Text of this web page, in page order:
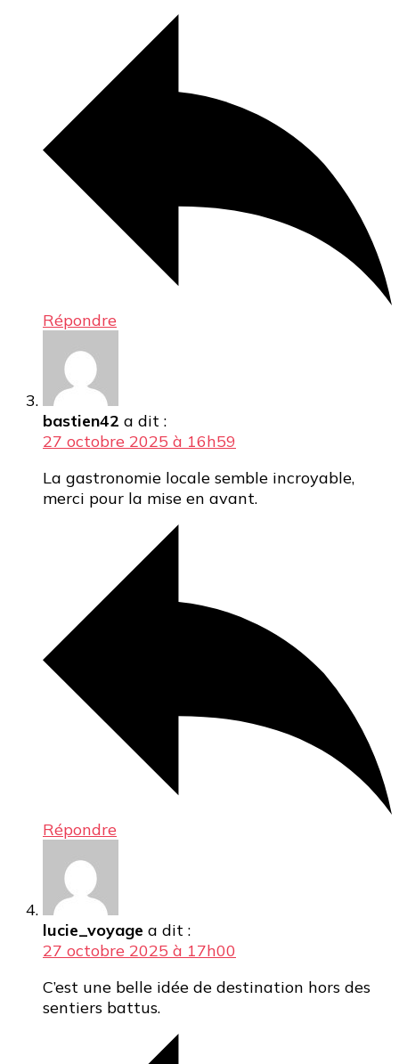
Répondre
bastien42 a dit :
27 octobre 2025 à 16h59
La gastronomie locale semble incroyable,
merci pour la mise en avant.
Répondre
lucie_voyage a dit :
27 octobre 2025 à 17h00
C’est une belle idée de destination hors des
sentiers battus.